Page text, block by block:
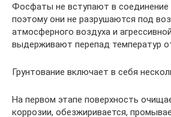
Фосфаты не вступают в соединение
поэтому они не разрушаются под
атмосферного воздуха и
выдерживают перепад температур
Грунтование включает в себя
На первом этапе поверхность
коррозии, обезжиривается,